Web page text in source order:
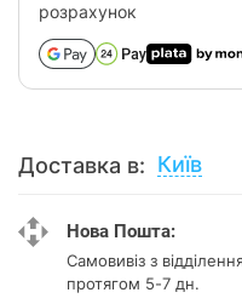
розрахунок
Доставка в: Київ
Нова Пошта:
Самовивіз з
протягом 5-7 дн.